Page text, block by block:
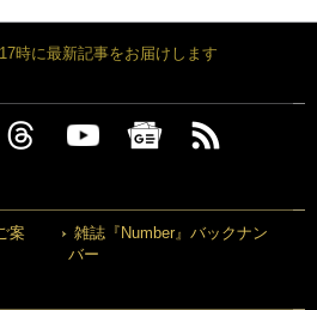
時に最新記事をお届けします
案
雑誌『Number』バックナン
バー